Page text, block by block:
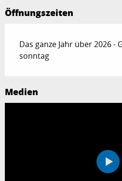
Öffnungszeiten
Das ganze Jahr über 2026 -
sonntag
Medien